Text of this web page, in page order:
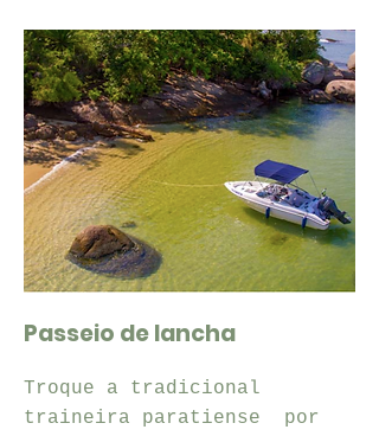
Passeio de lancha
Troque a tradicional
traineira paratiense por